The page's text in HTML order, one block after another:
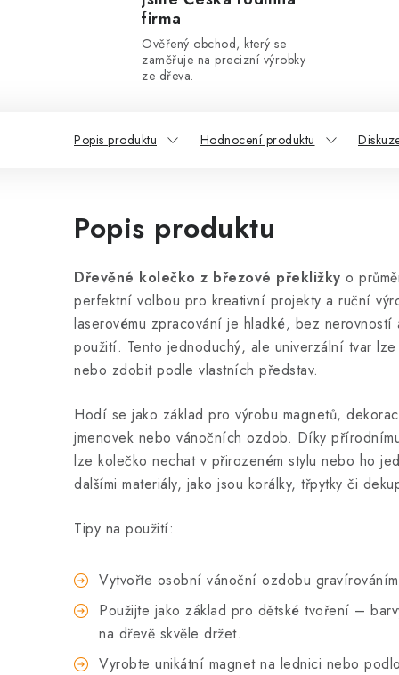
firma
Ověřený obchod, který se
zaměřuje na precizní výrobky
ze dřeva.
Popis produktu Hodnocení produktu
Popis produktu
Dřevěné kolečko z březové překližky o
perfektní volbou pro kreativní projekty a ruční
laserovému zpracování je hladké, bez nerovností
použití. Tento jednoduchý, ale univerzální tvar
nebo zdobit podle vlastních představ.
Hodí se jako základ pro výrobu magnetů,
jmenovek nebo vánočních ozdob. Díky
lze kolečko nechat v přirozeném stylu nebo ho
dalšími materiály, jako jsou korálky, třpytky či
Tipy na použití:
Vytvořte osobní vánoční ozdobu
Použijte jako základ pro dětské tvoření –
na dřevě skvěle držet.
Vyrobte unikátní magnet na lednici nebo